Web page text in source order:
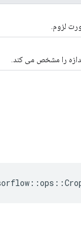
لزوم.
را مشخص می کند.